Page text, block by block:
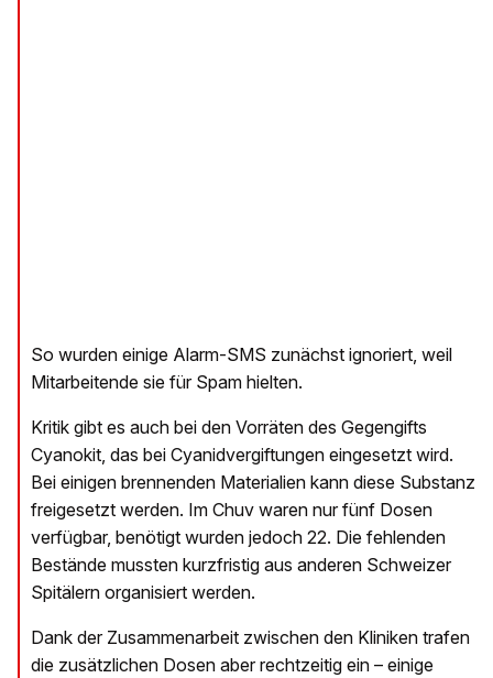
So wurden einige Alarm-SMS zunächst ignoriert, weil
Mitarbeitende sie für Spam hielten.
Kritik gibt es auch bei den Vorräten des Gegengifts
Cyanokit, das bei Cyanidvergiftungen eingesetzt wird.
Bei einigen brennenden Materialien kann diese Substanz
freigesetzt werden. Im Chuv waren nur fünf Dosen
verfügbar, benötigt wurden jedoch 22. Die fehlenden
Bestände mussten kurzfristig aus anderen Schweizer
Spitälern organisiert werden.
Dank der Zusammenarbeit zwischen den Kliniken trafen
die zusätzlichen Dosen aber rechtzeitig ein – einige